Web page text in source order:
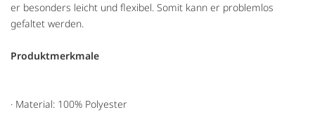
er besonders leicht und flexibel. Somit kann er problemlos
gefaltet werden.
Produktmerkmale
· Material: 100% Polyester